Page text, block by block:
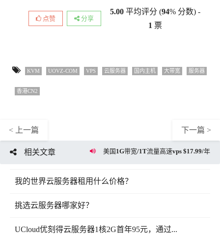
点赞 分享
5.00 平均评分 (94% 分数) -
1 票
KVM UOVZ-COM VPS 云服务器 国内主机 大带宽 服务器
香港CN2
< 上一篇 下一篇 >
相关文章 美国1G带宽/1T流量高速vps $17.99/年
我的世界云服务器租用什么价格？
挑选云服务器哪家好？
UCloud优刻得云服务器1核2G首年95元，通过...